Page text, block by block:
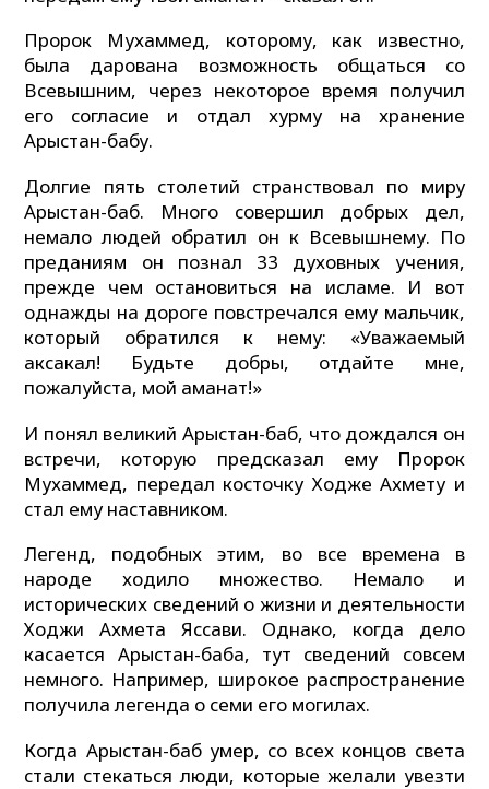
Пророк Мухаммед, которому, как известно,
была дарована возможность общаться со
Всевышним, через некоторое время получил
его согласие и отдал хурму на хранение
Арыстан-бабу.
Долгие пять столетий странствовал по миру
Арыстан-баб. Много совершил добрых дел,
немало людей обратил он к Всевышнему. По
преданиям он познал 33 духовных учения,
прежде чем остановиться на исламе. И вот
однажды на дороге повстречался ему мальчик,
который обратился к нему: «Уважаемый
аксакал! Будьте добры, отдайте мне,
пожалуйста, мой аманат!»
И понял великий Арыстан-баб, что дождался он
встречи, которую предсказал ему Пророк
Мухаммед, передал косточку Ходже Ахмету и
стал ему наставником.
Легенд, подобных этим, во все времена в
народе ходило множество. Немало и
исторических сведений о жизни и деятельности
Ходжи Ахмета Яссави. Однако, когда дело
касается Арыстан-баба, тут сведений совсем
немного. Например, широкое распространение
получила легенда о семи его могилах.
Когда Арыстан-баб умер, со всех концов света
стали стекаться люди, которые желали увезти